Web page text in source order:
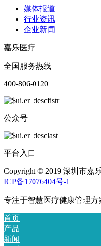
媒体报道
行业资讯
企业新闻
嘉乐医疗
全国服务热线
400-806-0120
公众号
平台入口
Copyright © 2019 深圳市嘉
ICP备17076404号-1
专注于智慧医疗健康管理方
首页
产品
新闻